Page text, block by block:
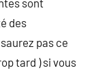
sont
des
pas ce
tard ) si vous